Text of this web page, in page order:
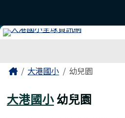
主內容區域
Home大港國小 幼兒園
大港國小幼兒園
頁尾區域